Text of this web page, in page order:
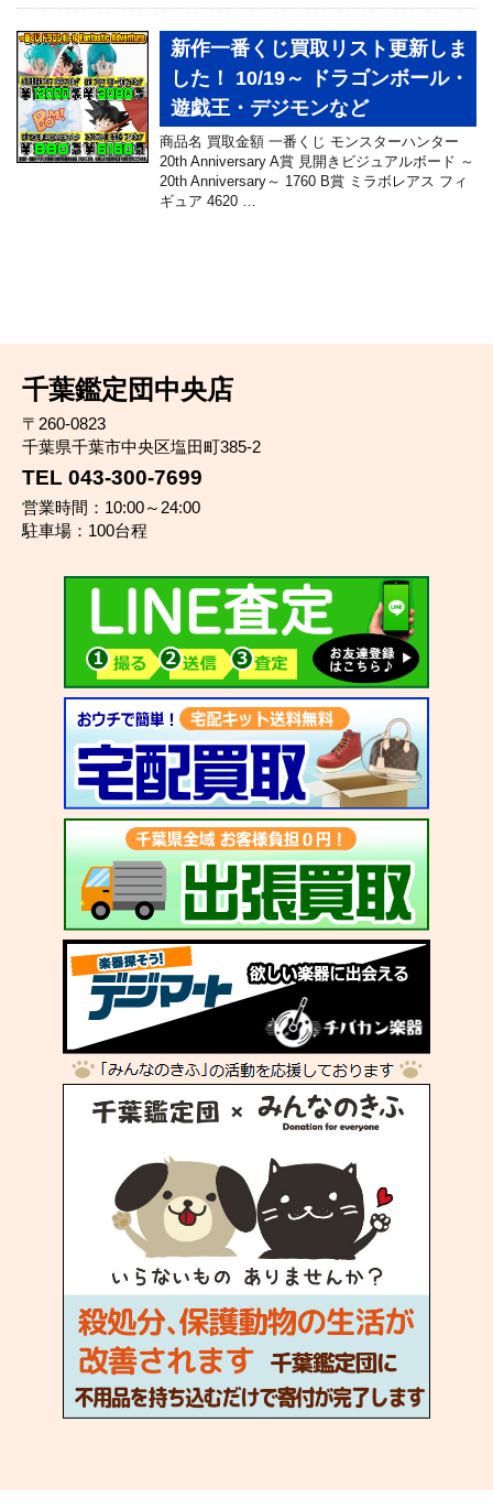
新作一番くじ買取リスト更新しま
した！ 10/19～ ドラゴンボール・
遊戯王・デジモンなど
商品名 買取金額 一番くじ モンスターハンター
20th Anniversary A賞 見開きビジュアルボード ～
20th Anniversary～ 1760 B賞 ミラボレアス フィ
ギュア 4620 …
千葉鑑定団中央店
〒260-0823
千葉県千葉市中央区塩田町385-2
TEL 043-300-7699
営業時間：10:00～24:00
駐車場：100台程